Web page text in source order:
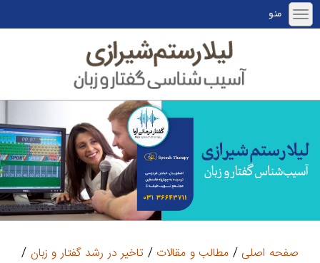
منو
صفحه اصلی / مطالب و مقالات / تاخیر در رشد گفتار و زبان /